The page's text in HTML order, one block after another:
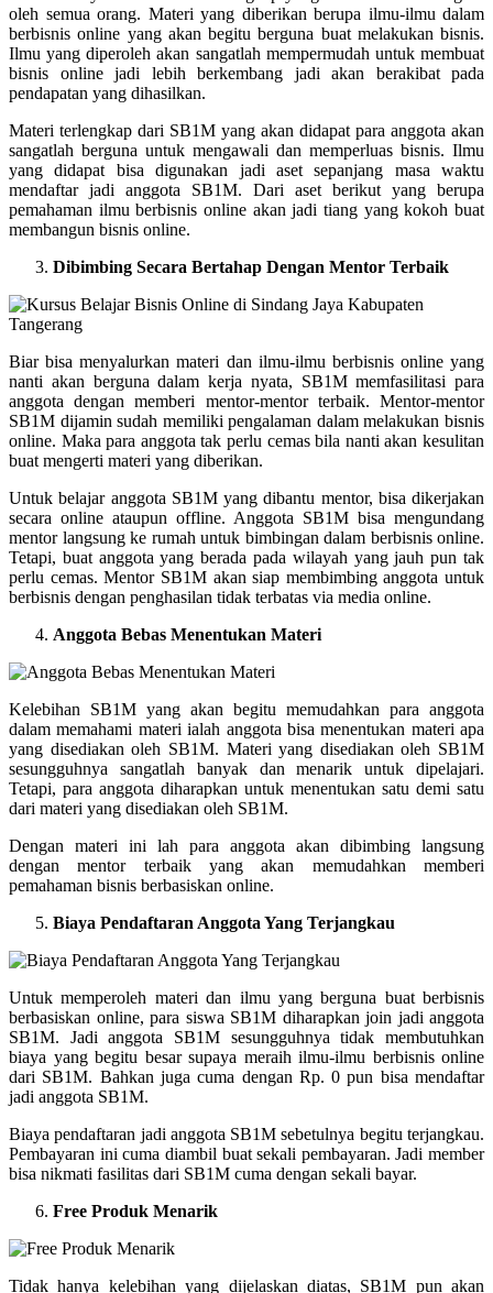
oleh semua orang. Materi yang diberikan berupa ilmu-ilmu dalam
berbisnis online yang akan begitu berguna buat melakukan bisnis.
Ilmu yang diperoleh akan sangatlah mempermudah untuk membuat
bisnis online jadi lebih berkembang jadi akan berakibat pada
pendapatan yang dihasilkan.
Materi terlengkap dari SB1M yang akan didapat para anggota akan
sangatlah berguna untuk mengawali dan memperluas bisnis. Ilmu
yang didapat bisa digunakan jadi aset sepanjang masa waktu
mendaftar jadi anggota SB1M. Dari aset berikut yang berupa
pemahaman ilmu berbisnis online akan jadi tiang yang kokoh buat
membangun bisnis online.
Dibimbing Secara Bertahap Dengan Mentor Terbaik
Biar bisa menyalurkan materi dan ilmu-ilmu berbisnis online yang
nanti akan berguna dalam kerja nyata, SB1M memfasilitasi para
anggota dengan memberi mentor-mentor terbaik. Mentor-mentor
SB1M dijamin sudah memiliki pengalaman dalam melakukan bisnis
online. Maka para anggota tak perlu cemas bila nanti akan kesulitan
buat mengerti materi yang diberikan.
Untuk belajar anggota SB1M yang dibantu mentor, bisa dikerjakan
secara online ataupun offline. Anggota SB1M bisa mengundang
mentor langsung ke rumah untuk bimbingan dalam berbisnis online.
Tetapi, buat anggota yang berada pada wilayah yang jauh pun tak
perlu cemas. Mentor SB1M akan siap membimbing anggota untuk
berbisnis dengan penghasilan tidak terbatas via media online.
Anggota Bebas Menentukan Materi
Kelebihan SB1M yang akan begitu memudahkan para anggota
dalam memahami materi ialah anggota bisa menentukan materi apa
yang disediakan oleh SB1M. Materi yang disediakan oleh SB1M
sesungguhnya sangatlah banyak dan menarik untuk dipelajari.
Tetapi, para anggota diharapkan untuk menentukan satu demi satu
dari materi yang disediakan oleh SB1M.
Dengan materi ini lah para anggota akan dibimbing langsung
dengan mentor terbaik yang akan memudahkan memberi
pemahaman bisnis berbasiskan online.
Biaya Pendaftaran Anggota Yang Terjangkau
Untuk memperoleh materi dan ilmu yang berguna buat berbisnis
berbasiskan online, para siswa SB1M diharapkan join jadi anggota
SB1M. Jadi anggota SB1M sesungguhnya tidak membutuhkan
biaya yang begitu besar supaya meraih ilmu-ilmu berbisnis online
dari SB1M. Bahkan juga cuma dengan Rp. 0 pun bisa mendaftar
jadi anggota SB1M.
Biaya pendaftaran jadi anggota SB1M sebetulnya begitu terjangkau.
Pembayaran ini cuma diambil buat sekali pembayaran. Jadi member
bisa nikmati fasilitas dari SB1M cuma dengan sekali bayar.
Free Produk Menarik
Tidak hanya kelebihan yang dijelaskan diatas, SB1M pun akan